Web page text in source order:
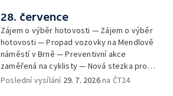
bývalého nákupního domu Letná — Končí 52.
ročník Letní filmové školy — 3. ročník
komunitní akce Stůl ve středu — Cesta na
podporu paliativní péče
28. července
Zájem o výběr hotovosti — Zájem o výběr
hotovosti — Propad vozovky na Mendlově
náměstí v Brně — Preventivní akce
zaměřená na cyklisty — Nová stezka pro
cyklisty na Zlínsku — Letecká linka mezi
Poslední vysílání 29. 7. 2026na ČT24